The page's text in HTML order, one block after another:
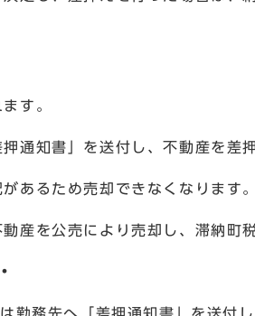
す。
通知書」を送付し、不動産を差
あるため売却できなくなります。
産を公売により売却し、滞納町